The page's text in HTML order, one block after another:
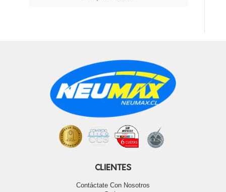
CLIENTES
Contáctate Con Nosotros